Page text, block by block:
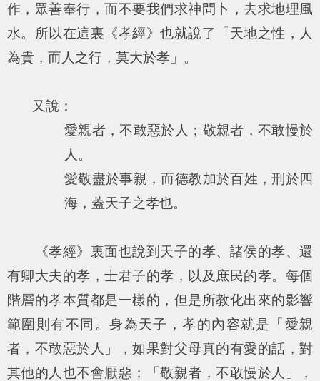
作，眾善奉行，而不要我們求神問卜，去求地理風
水。所以在這裏《孝經》也就說了「 天地之性，人
為貴，而人之行，莫大於孝 」。
又說：
愛親者，不敢惡於人；敬親者，不敢慢於
人。
愛敬盡於事親，而德教加於百姓，刑於四
海，蓋天子之孝也。
《孝經》裏面也說到天子的孝、諸侯的孝、還
有卿大夫的孝，士君子的孝，以及庶民的孝。每個
階層的孝本質都是一樣的，但是所教化出來的影響
範圍則有不同。身為天子，孝的內容就是「愛親
者，不敢惡於人」，如果對父母真的有愛的話，對
其他的人也不會厭惡；「敬親者，不敢慢於人」，